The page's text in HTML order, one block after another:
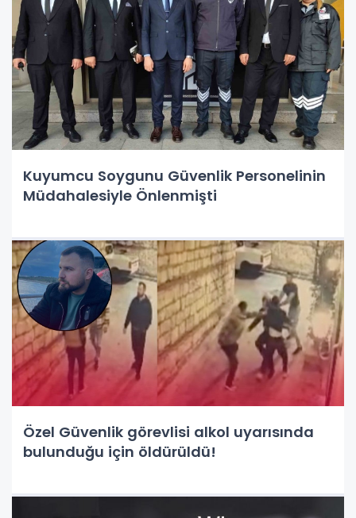
Kuyumcu Soygunu Güvenlik Personelinin
Müdahalesiyle Önlenmişti
Özel Güvenlik görevlisi alkol uyarısında
bulunduğu için öldürüldü!